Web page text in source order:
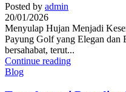
Posted by admin
20/01/2026
Menyulap Hujan Menjadi
Payung Golf yang Elegan dan
bersahabat, terut...
Continue reading
Blog